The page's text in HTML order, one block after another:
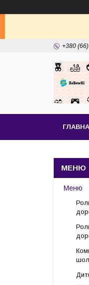
+380
Меню